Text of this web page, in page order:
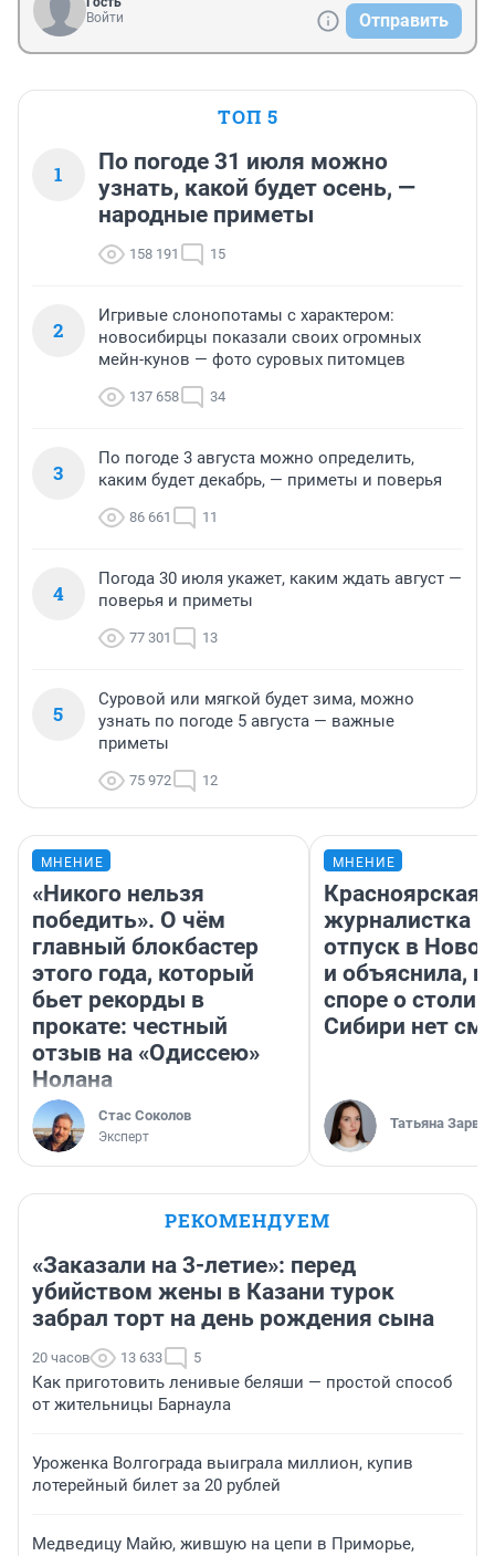
Войти
Отправить
ТОП 5
1
По погоде 31 июля можно
узнать, какой будет осень, —
народные приметы
158 191 15
2
Игривые слонопотамы с характером:
новосибирцы показали своих огромных
мейн-кунов — фото суровых питомцев
137 658 34
3
По погоде 3 августа можно определить,
каким будет декабрь, — приметы и поверья
86 661 11
4
Погода 30 июля укажет, каким ждать август —
поверья и приметы
77 301 13
5
Суровой или мягкой будет зима, можно
узнать по погоде 5 августа — важные
приметы
75 972 12
МНЕНИЕ
«Никого нельзя
победить». О чём
главный блокбастер
этого года, который
бьет рекорды в
прокате: честный
отзыв на «Одиссею»
Нолана
Стас Соколов
Эксперт
МНЕНИЕ
Красноярская
журналистка
отпуск в
и объяснила,
споре о
Сибири нет
Татьяна Зарва
РЕКОМЕНДУЕМ
«Заказали на 3-летие»: перед
убийством жены в Казани турок
забрал торт на день рождения сына
20 часов 13 633 5
Как приготовить ленивые беляши — простой способ
от жительницы Барнаула
Уроженка Волгограда выиграла миллион, купив
лотерейный билет за 20 рублей
Медведицу Майю, жившую на цепи в Приморье,